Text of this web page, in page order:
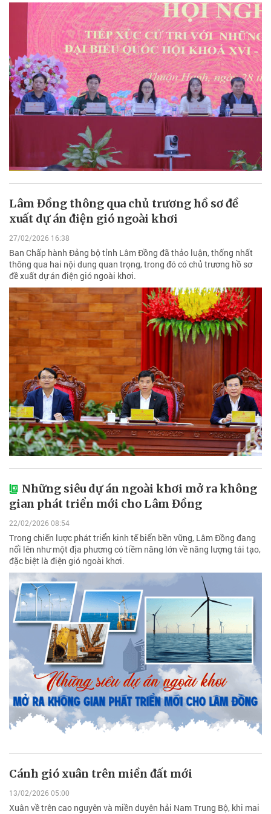
Lâm Đồng thông qua chủ trương hồ sơ đề
xuất dự án điện gió ngoài khơi
27/02/2026 16:38
Ban Chấp hành Đảng bộ tỉnh Lâm Đồng đã thảo luận, thống nhất
thông qua hai nội dung quan trọng, trong đó có chủ trương hồ sơ
đề xuất dự án điện gió ngoài khơi.
Những siêu dự án ngoài khơi mở ra không
gian phát triển mới cho Lâm Đồng
22/02/2026 08:54
Trong chiến lược phát triển kinh tế biển bền vững, Lâm Đồng đang
nổi lên như một địa phương có tiềm năng lớn về năng lượng tái tạo,
đặc biệt là điện gió ngoài khơi.
Cánh gió xuân trên miền đất mới
13/02/2026 05:00
Xuân về trên cao nguyên và miền duyên hải Nam Trung Bộ, khi mai